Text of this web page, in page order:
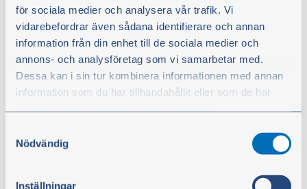
för sociala medier och analysera vår trafik. Vi
vidarebefordrar även sådana identifierare och annan
information från din enhet till de sociala medier och
annons- och analysföretag som vi samarbetar med.
Dessa kan i sin tur kombinera informationen med annan
information som du har tillhandahållit eller som de har
Du kan när som helst ändra ditt val. För att återkalla ditt
samtycke klickar du på ”Cookie-ikonen” längst ned till
Nödvändig
Inställningar
Kuormanvaimennin
Kuormanvaimennin pienten ja keskisuurien
pyöräkuormaajien kuormauslaitteisiin tai
traktoreiden etukuormaajiin.
24 V:n versioina.
Kaikissa malleissa on sähköinen ja manuaalinen
baaria.
Alkaen
ei sis. alv